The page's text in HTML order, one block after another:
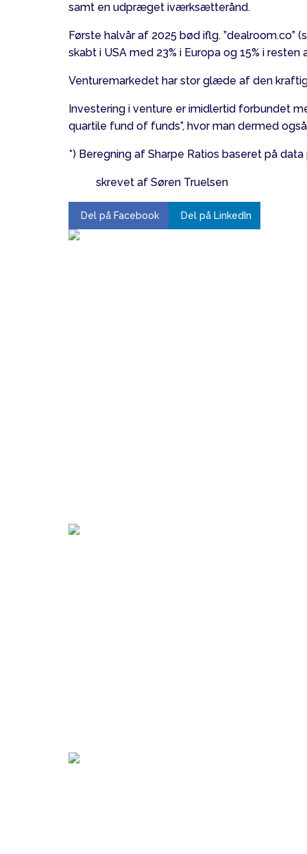
samt en udpræget iværksætterånd.
Første halvår af 2025 bød iflg. ”dealroom.co”
skabt i USA med 23% i Europa og 15% i resten
Venturemarkedet har stor glæde af den
Investering i venture er imidlertid forbundet
quartile fund of funds”, hvor man dermed
*) Beregning af Sharpe Ratios baseret på
skrevet af Søren Truelsen
Del på Facebook Del på LinkedIn